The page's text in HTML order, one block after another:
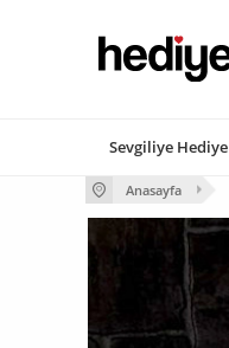
Sevgiliye Hediye
Anasayfa